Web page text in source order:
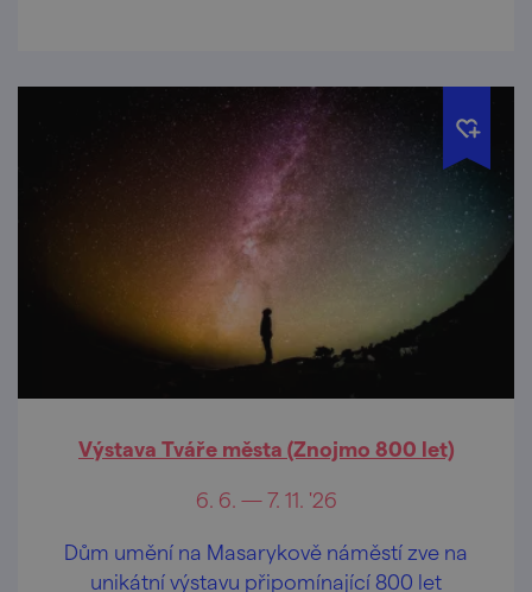
Výstava Tváře města (Znojmo 800 let)
6. 6. — 7. 11. '26
Dům umění na Masarykově náměstí zve na
unikátní výstavu připomínající 800 let